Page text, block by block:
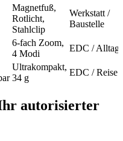
Magnetfuß,
Rotlicht,
Stahlclip
Werkstatt /
Baustelle
6-fach Zoom,
4 Modi
EDC / Alltag
Ultrakompakt,
34 g
EDC / Reise
autorisierter